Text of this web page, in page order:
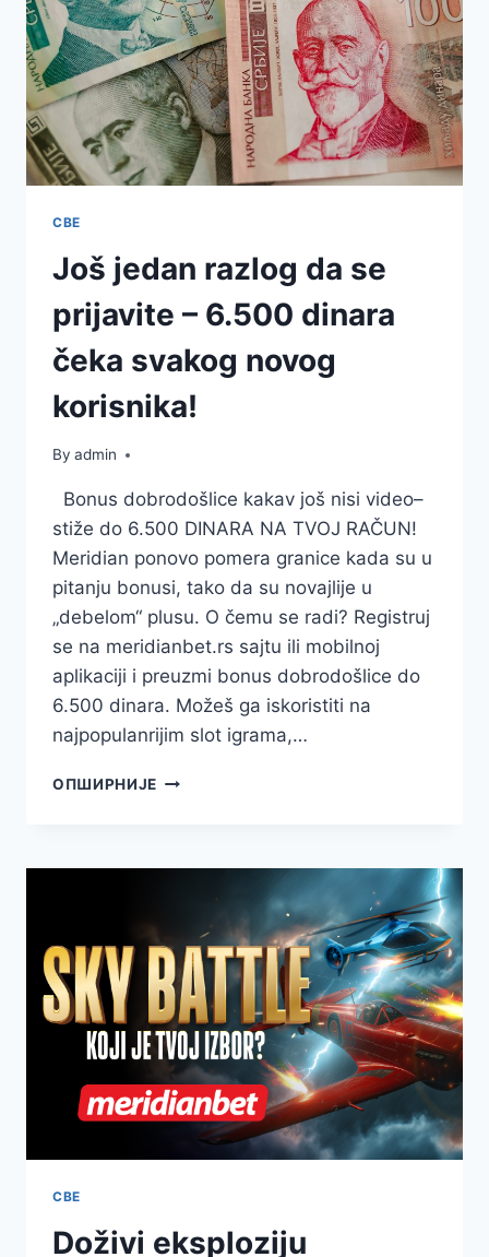
ZAVISNIKA
OD
IGARA
NA
SREĆU
СВЕ
Još jedan razlog da se
prijavite – 6.500 dinara
čeka svakog novog
korisnika!
By admin
Bonus dobrodošlice kakav još nisi video–
stiže do 6.500 DINARA NA TVOJ RAČUN!
Meridian ponovo pomera granice kada su u
pitanju bonusi, tako da su novajlije u
„debelom“ plusu. O čemu se radi? Registruj
se na meridianbet.rs sajtu ili mobilnoj
aplikaciji i preuzmi bonus dobrodošlice do
6.500 dinara. Možeš ga iskoristiti na
najpopulanrijim slot igrama,…
ОПШИРНИЈЕ JOŠ
SE
6.500
DINARA
ČEKA
SVAKOG
NOVOG
KORISNIKA!
СВЕ
Doživi eksploziju